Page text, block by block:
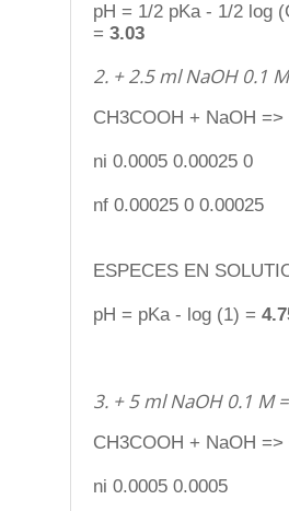
pH = 1/2 pKa - 1/2 log
= 3.03
2. + 2.5 ml NaOH 0.1
CH3COOH + NaOH
ni 0.0005 0.00025 0
nf 0.00025 0 0.00025
ESPECES EN
pH = pKa - log (1) =
3. + 5 ml NaOH 0.1 M
CH3COOH + NaOH
ni 0.0005 0.0005